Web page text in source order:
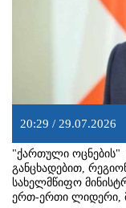
20:29 / 29.07.2026
"ქართული ოცნების"
განცხადებით,
სახელმწიფო
ერთ-ერთი ლიდერი,